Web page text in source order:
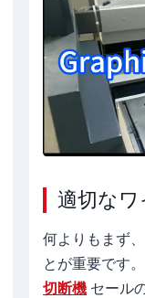
適切なワ
何よりもまず
とが重要です
切断機 セール